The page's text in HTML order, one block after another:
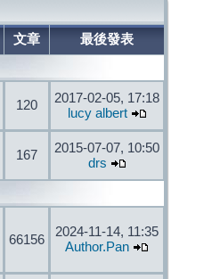
文章
最後發表
120
2017-02-05, 17:18
lucy albert
167
2015-07-07, 10:50
drs
66156
2024-11-14, 11:35
Author.Pan